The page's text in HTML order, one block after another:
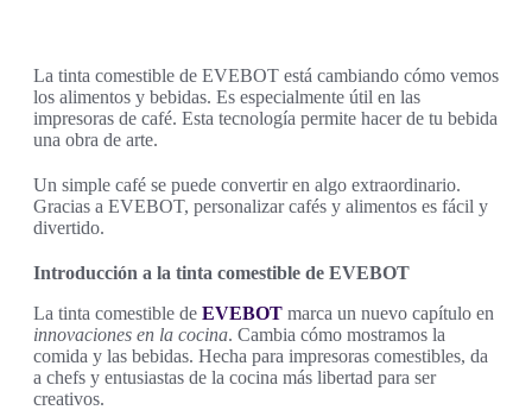
La tinta comestible de EVEBOT está cambiando cómo vemos
los alimentos y bebidas. Es especialmente útil en las
impresoras de café. Esta tecnología permite hacer de tu bebida
una obra de arte.
Un simple café se puede convertir en algo extraordinario.
Gracias a EVEBOT, personalizar cafés y alimentos es fácil y
divertido.
Introducción a la tinta comestible de EVEBOT
La tinta comestible de EVEBOT marca un nuevo capítulo en
innovaciones en la cocina. Cambia cómo mostramos la
comida y las bebidas. Hecha para impresoras comestibles, da
a chefs y entusiastas de la cocina más libertad para ser
creativos.